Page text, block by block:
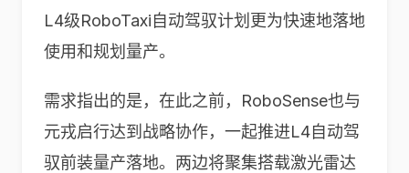
L4级RoboTaxi自动驾驭计划更为快速地落地
使用和规划量产。
需求指出的是，在此之前，RoboSense也与
元戎启行达到战略协作，一起推进L4自动驾
驭前装量产落地。两边将聚集搭载激光雷达